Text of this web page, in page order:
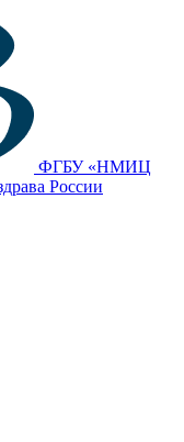
ФГБУ «НМИЦ
России